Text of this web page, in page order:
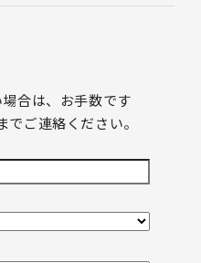
合は、お手数です
でご連絡ください。